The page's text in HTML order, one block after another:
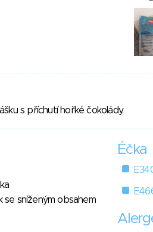
s příchutí hořké čokolády.
se sníženým obsahem
Éčka